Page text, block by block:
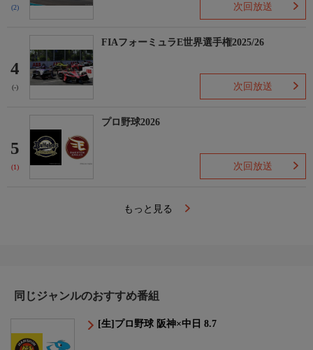
(2) 次回放送
4
(-)
FIAフォーミュラE世界選手権2025/26
次回放送
5
(1)
プロ野球2026
次回放送
もっと見る
同じジャンルのおすすめ番組
[生]プロ野球 阪神×中日 8.7